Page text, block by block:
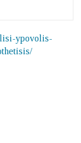
ypovolis-